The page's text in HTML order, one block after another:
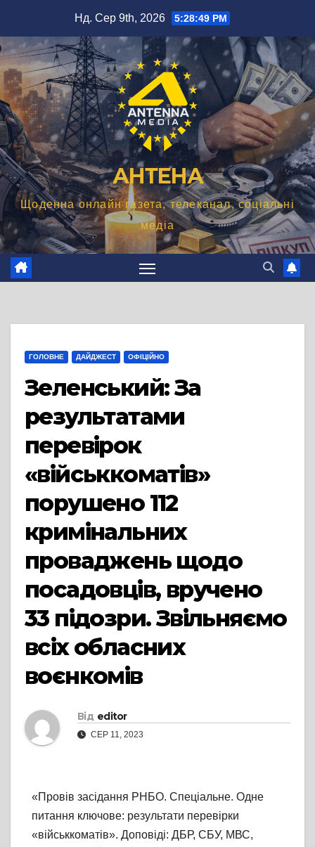
вмісту
Нд. Сер 9th, 2026 5:28:49 PM
АНТЕНА
Щоденна онлайн газета, телеканал, соціальні
медіа
ГОЛОВНЕ ДАЙДЖЕСТ ОФІЦІЙНО
Зеленський: За
результатами
перевірок
«військкоматів»
порушено 112
кримінальних
проваджень щодо
посадовців, вручено
33 підозри. Звільняємо
всіх обласних
воєнкомів
Від editor
СЕР 11, 2023
«Провів засідання РНБО. Спеціальне. Одне
питання ключове: результати перевірки
«військкоматів». Доповіді: ДБР, СБУ, МВС,